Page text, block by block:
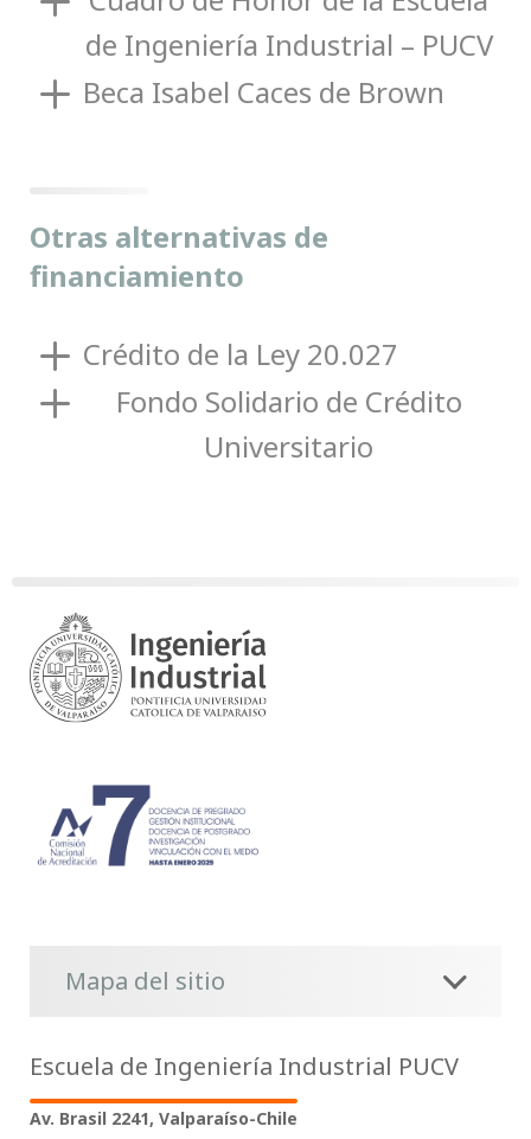
de Ingeniería Industrial – PUCV
Beca Isabel Caces de Brown
Otras alternativas de
financiamiento
Crédito de la Ley 20.027
Fondo Solidario de Crédito
Universitario
Mapa del sitio
Escuela de Ingeniería Industrial PUCV
Av. Brasil 2241, Valparaíso-Chile